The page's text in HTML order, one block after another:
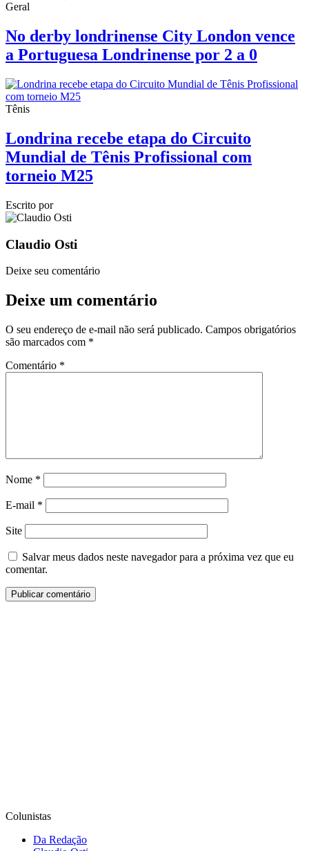
Geral
No derby londrinense City London vence
a Portuguesa Londrinense por 2 a 0
Tênis
Londrina recebe etapa do Circuito
Mundial de Tênis Profissional com
torneio M25
Escrito por
Claudio Osti
Deixe seu comentário
Deixe um comentário
O seu endereço de e-mail não será publicado. Campos obrigatórios
são marcados com *
Comentário *
Nome *
E-mail *
Site
Salvar meus dados neste navegador para a próxima vez que eu
comentar.
Colunistas
Da Redação